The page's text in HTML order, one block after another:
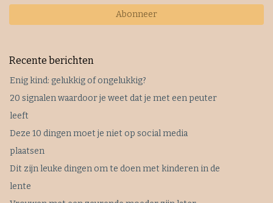
Abonneer
Recente berichten
Enig kind: gelukkig of ongelukkig?
20 signalen waardoor je weet dat je met een peuter
leeft
Deze 10 dingen moet je niet op social media
plaatsen
Dit zijn leuke dingen om te doen met kinderen in de
lente